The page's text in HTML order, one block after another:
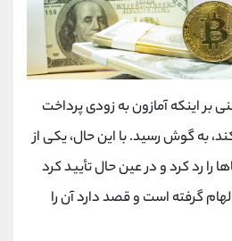
مبنی بر اینکه آمازون به زودی پرداخت
به گوش رسید. با این حال، یکی از
را رد کرد و در عین حال تأیید کرد
گرفته است و قصد دارد آن را